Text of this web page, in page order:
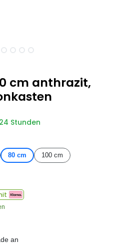
cm anthrazit,
Stunden
80 cm 100 cm
an